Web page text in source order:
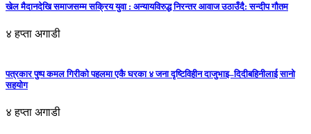
खेल मैदानदेखि समाजसम्म सक्रिय युवा : अन्यायविरुद्ध निरन्तर आवाज उठाउँदै: सन्दीप गौतम
४ हप्ता अगाडी
पत्रकार पुष्प कमल गिरीको पहलमा एकै घरका ४ जना दृष्टिविहीन दाजुभाइ–दिदीबहिनीलाई सानो
सहयोग
४ हप्ता अगाडी